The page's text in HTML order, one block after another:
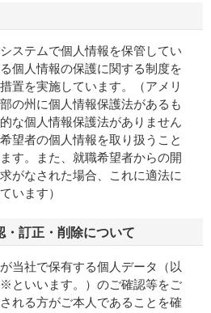
ステムで個人情報を保管してい
個人情報の保護に関する制度を
置を実施しています。（アメリ
の州に個人情報保護法があるも
な個人情報保護法がありません
望者の個人情報を取り扱うこと
す。また、就職希望者からの開
がなされた場合、これに適法に
います）
・訂正・削除について
当社で保有する個人データ（以
といいます。）のご確認等をご
れる方がご本人であることを確